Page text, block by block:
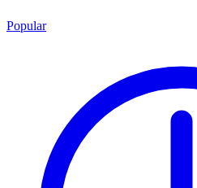
Popular